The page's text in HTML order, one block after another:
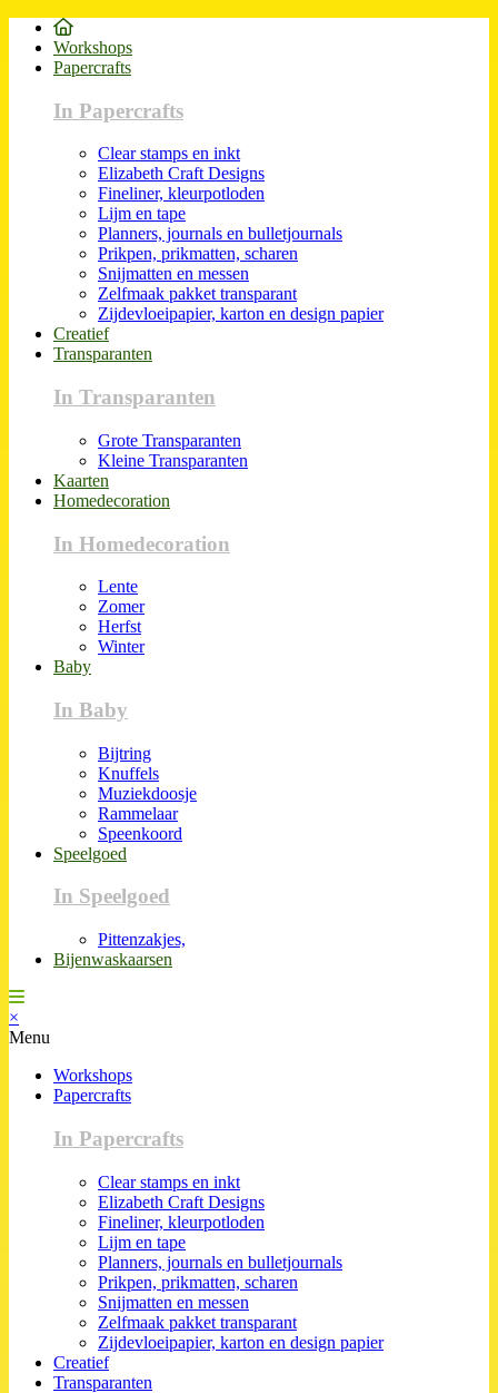
Workshops
Papercrafts
In Papercrafts
Clear stamps en inkt
Elizabeth Craft Designs
Fineliner, kleurpotloden
Lijm en tape
Planners, journals en bulletjournals
Prikpen, prikmatten, scharen
Snijmatten en messen
Zelfmaak pakket transparant
Zijdevloeipapier, karton en design papier
Creatief
Transparanten
In Transparanten
Grote Transparanten
Kleine Transparanten
Kaarten
Homedecoration
In Homedecoration
Lente
Zomer
Herfst
Winter
Baby
In Baby
Bijtring
Knuffels
Muziekdoosje
Rammelaar
Speenkoord
Speelgoed
In Speelgoed
Pittenzakjes,
Bijenwaskaarsen
×
Menu
Workshops
Papercrafts
In Papercrafts
Clear stamps en inkt
Elizabeth Craft Designs
Fineliner, kleurpotloden
Lijm en tape
Planners, journals en bulletjournals
Prikpen, prikmatten, scharen
Snijmatten en messen
Zelfmaak pakket transparant
Zijdevloeipapier, karton en design papier
Creatief
Transparanten